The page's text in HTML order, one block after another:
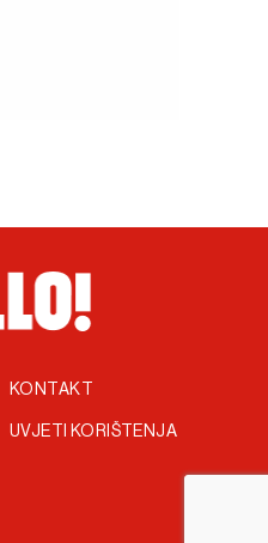
KONTAKT
UVJETI KORIŠTENJA